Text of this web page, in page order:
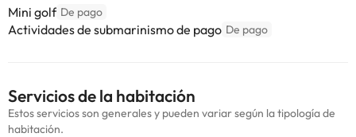
Mini golf De pago
Actividades de submarinismo de pago De pago
Servicios de la habitación
Estos servicios son generales y pueden variar según la tipología de
habitación.